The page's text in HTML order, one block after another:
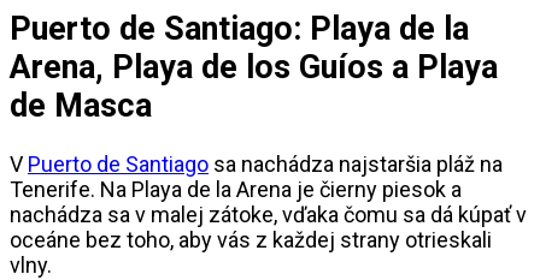
Puerto de Santiago: Playa de la
Arena, Playa de los Guíos a Playa
de Masca
V Puerto de Santiago sa nachádza najstaršia pláž na
Tenerife. Na Playa de la Arena je čierny piesok a
nachádza sa v malej zátoke, vďaka čomu sa dá kúpať v
oceáne bez toho, aby vás z každej strany otrieskali
vlny.